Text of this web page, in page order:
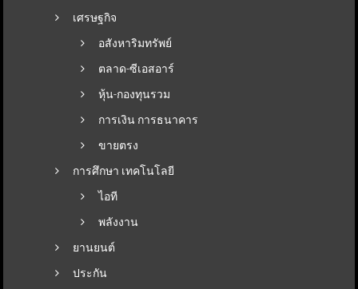
เศรษฐกิจ
อสังหาริมทรัพย์
ตลาด-ซีเอสอาร์
หุ้น-กองทุนรวม
การเงิน การธนาคาร
ขายตรง
การศึกษา เทคโนโลยี
ไอที
พลังงาน
ยานยนต์
ประกัน